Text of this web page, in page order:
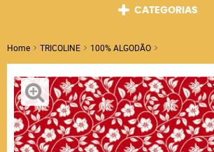
CATEGORIAS
Home TRICOLINE 100% ALGODÃO